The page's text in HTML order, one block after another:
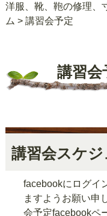
洋服、靴、鞄の修理、
ム > 講習会予定
講習会
講習会スケ
facebookにログイ
ますようお願い申
会予定facebookペ